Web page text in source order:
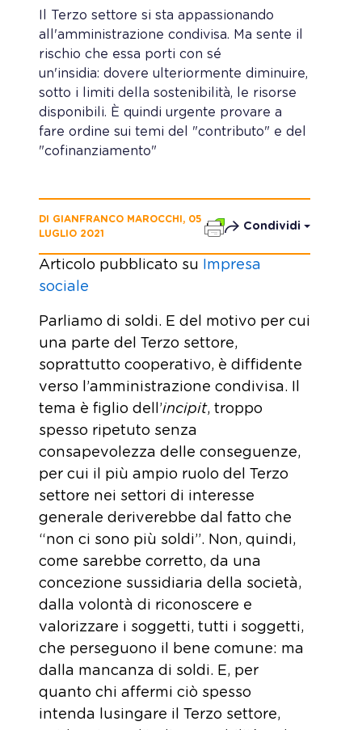
Il Terzo settore si sta appassionando
all'amministrazione condivisa. Ma sente il
rischio che essa porti con sé
un'insidia: dovere ulteriormente diminuire,
sotto i limiti della sostenibilità, le risorse
disponibili. È quindi urgente provare a
fare ordine sui temi del "contributo" e del
"cofinanziamento"
DI GIANFRANCO MAROCCHI, 05
LUGLIO 2021
Condividi
Articolo pubblicato su Impresa
sociale
Parliamo di soldi. E del motivo per cui
una parte del Terzo settore,
soprattutto cooperativo, è diffidente
verso l’amministrazione condivisa. Il
tema è figlio dell’incipit, troppo
spesso ripetuto senza
consapevolezza delle conseguenze,
per cui il più ampio ruolo del Terzo
settore nei settori di interesse
generale deriverebbe dal fatto che
“non ci sono più soldi”. Non, quindi,
come sarebbe corretto, da una
concezione sussidiaria della società,
dalla volontà di riconoscere e
valorizzare i soggetti, tutti i soggetti,
che perseguono il bene comune: ma
dalla mancanza di soldi. E, per
quanto chi affermi ciò spesso
intenda lusingare il Terzo settore,